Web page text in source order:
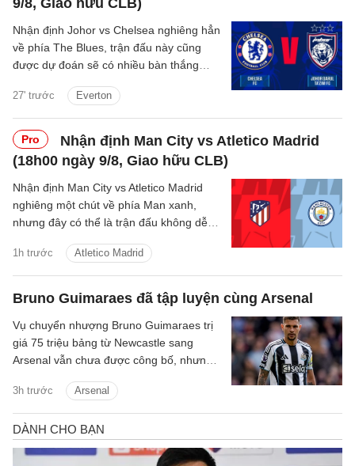
9/8, Giao hữu CLB)
27' trước Everton
Nhận định Johor vs Chelsea nghiêng hẳn
về phía The Blues, trận đấu này cũng
được dự đoán sẽ có nhiều bàn thắng
Pro
Nhận định Man City vs Atletico Madrid
(18h00 ngày 9/8, Giao hữu CLB)
1h trước Atletico Madrid
Nhận định Man City vs Atletico Madrid
nghiêng một chút về phía Man xanh,
nhưng đây có thể là trận đấu không dễ
Bruno Guimaraes đã tập luyện cùng Arsenal
3h trước Arsenal
Vụ chuyển nhượng Bruno Guimaraes trị
giá 75 triệu bảng từ Newcastle sang
Arsenal vẫn chưa được công bố, nhưng